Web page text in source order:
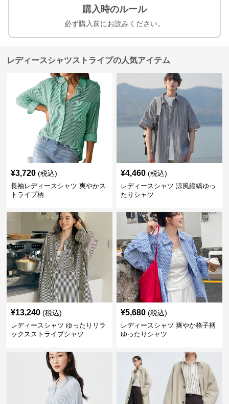
購入時のルール
必ず購入前にお読みください。
レディースシャツストライプの人気アイテム
¥3,720 (税込)
長袖レディースシャツ 爽やかス
トライプ柄
¥4,460 (税込)
レディースシャツ 涼風縦縞ゆっ
たりシャツ
¥13,240 (税込)
レディースシャツ ゆったりリラ
ックスストライプシャツ
¥5,680 (税込)
レディースシャツ 爽やか格子柄
ゆったりシャツ